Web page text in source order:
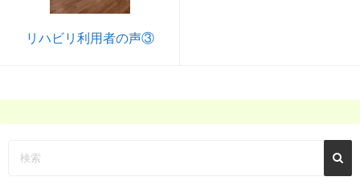
リハビリ利用者の声③